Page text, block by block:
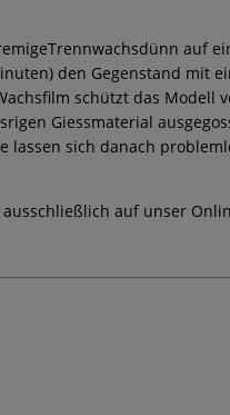
auf
den Gegenstand mit
schützt das Modell
Giessmaterial
lassen sich danach
auf unser